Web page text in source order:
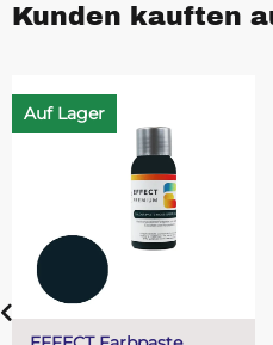
Kunden kauften
Auf Lager